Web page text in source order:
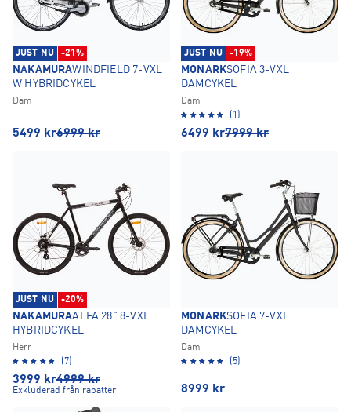
JUST NU -21%
NAKAMURAWINDFIELD 7-VXL
W HYBRIDCYKEL
Dam
5499 kr6999 kr
JUST NU -19%
MONARKSOFIA 3-VXL
DAMCYKEL
Dam
(1)
6499 kr7999 kr
JUST NU -20%
NAKAMURAALFA 28" 8-VXL
HYBRIDCYKEL
Herr
(7)
3999 kr4999 kr
Exkluderad från rabatter
MONARKSOFIA 7-VXL
DAMCYKEL
Dam
(5)
8999 kr